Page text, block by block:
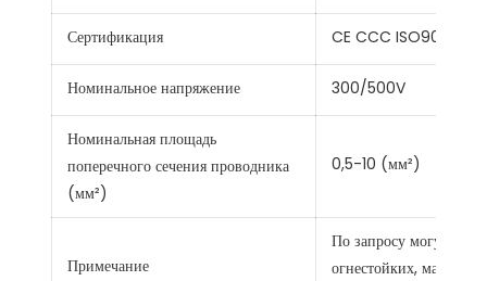
Сертификация CE CCC ISO9001
Номинальное напряжение 300/500V
Номинальная площадь
поперечного сечения проводника
(мм²)
0,5-10 (мм²)
Примечание
По запросу могут
огнестойких,